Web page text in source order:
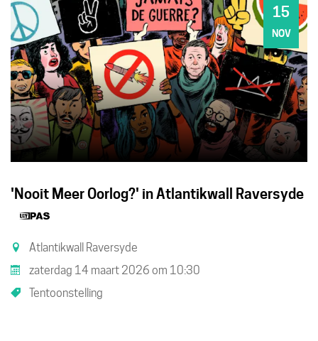
ZO15
NOV
'Nooit Meer Oorlog?' in Atlantikwall Raversyde
UiTPAS
activiteit.
Atlantikwall Raversyde
zaterdag 14 maart 2026 om 10:30
Tentoonstelling